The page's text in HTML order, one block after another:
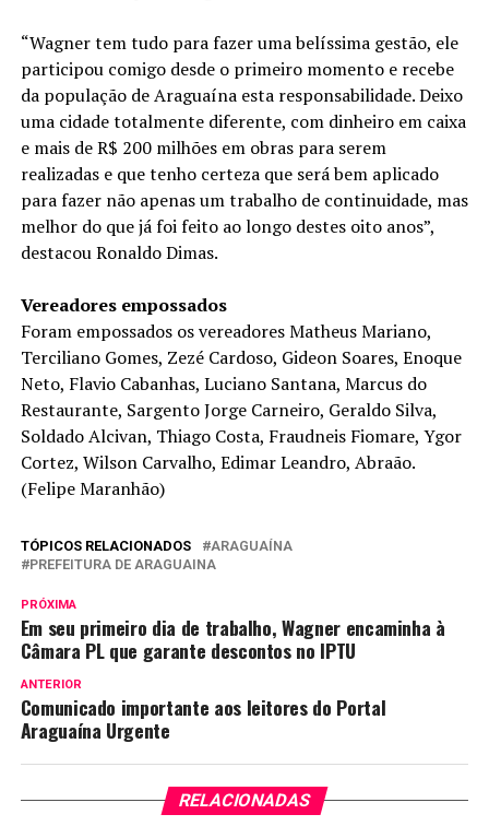
“Wagner tem tudo para fazer uma belíssima gestão, ele
participou comigo desde o primeiro momento e recebe
da população de Araguaína esta responsabilidade. Deixo
uma cidade totalmente diferente, com dinheiro em caixa
e mais de R$ 200 milhões em obras para serem
realizadas e que tenho certeza que será bem aplicado
para fazer não apenas um trabalho de continuidade, mas
melhor do que já foi feito ao longo destes oito anos”,
destacou Ronaldo Dimas.
Vereadores empossados
Foram empossados os vereadores Matheus Mariano,
Terciliano Gomes, Zezé Cardoso, Gideon Soares, Enoque
Neto, Flavio Cabanhas, Luciano Santana, Marcus do
Restaurante, Sargento Jorge Carneiro, Geraldo Silva,
Soldado Alcivan, Thiago Costa, Fraudneis Fiomare, Ygor
Cortez, Wilson Carvalho, Edimar Leandro, Abraão.
(Felipe Maranhão)
TÓPICOS RELACIONADOS
ARAGUAÍNA
PREFEITURA DE ARAGUAINA
PRÓXIMA
Em seu primeiro dia de trabalho, Wagner encaminha à
Câmara PL que garante descontos no IPTU
ANTERIOR
Comunicado importante aos leitores do Portal
Araguaína Urgente
RELACIONADAS